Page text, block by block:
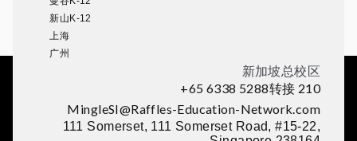
新山K-12
上海
广州
新加坡总校区
+65 6338 5288转接 210
MingleSI@Raffles-Education-Network.com
111 Somerset, 111 Somerset Road, #15-22,